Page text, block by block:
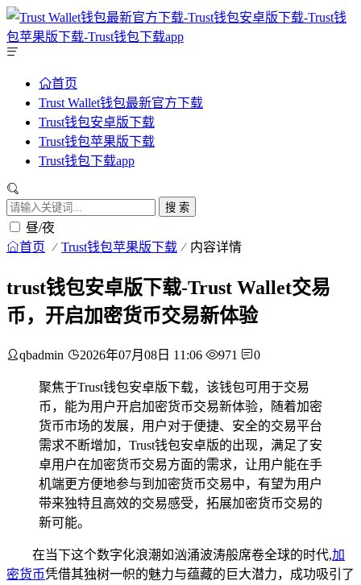
首页
Trust Wallet钱包最新官方下载
Trust钱包安卓版下载
Trust钱包苹果版下载
Trust钱包下载app
搜 索
昼/夜
首页 Trust钱包苹果版下载 内容详情
trust钱包安卓版下载-Trust Wallet交易
币，开启加密货币交易新体验
qbadmin 2026年07月08日 11:06 971 0
聚焦于Trust钱包安卓版下载，该钱包可用于交易
币，能为用户开启加密货币交易新体验，随着加密
货币市场的发展，用户对于便捷、安全的交易平台
需求不断增加，Trust钱包安卓版的出现，满足了安
卓用户在加密货币交易方面的需求，让用户能在手
机端更方便地参与到加密货币交易中，有望为用户
带来独特且高效的交易感受，拓展加密货币交易的
新可能。
在当下这个数字化浪潮如汹涌波涛般席卷全球的时代,加
密货币凭借其独树一帜的魅力与蕴藏的巨大潜力，成功吸引了